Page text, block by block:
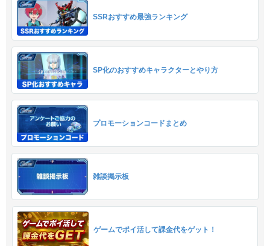
SSRおすすめ最強ランキング
SP化のおすすめキャラクターとやり方
プロモーションコードまとめ
雑談掲示板
ゲームでポイ活して課金代をゲット！